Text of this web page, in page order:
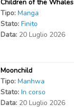
Children of the Whales
Tipo: Manga
Stato: Finito
Data: 20 Luglio 2026
Moonchild
Tipo: Manhwa
Stato: In corso
Data: 20 Luglio 2026